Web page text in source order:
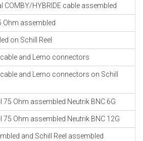
COMBY/HYBRIDE cable assembled
Ohm assembled
on Schill Reel
and Lemo connectors
and Lemo connectors on Schill
75 Ohm assembled Neutrik BNC 6G
75 Ohm assembled Neutrik BNC 12G
and Schill Reel assembled